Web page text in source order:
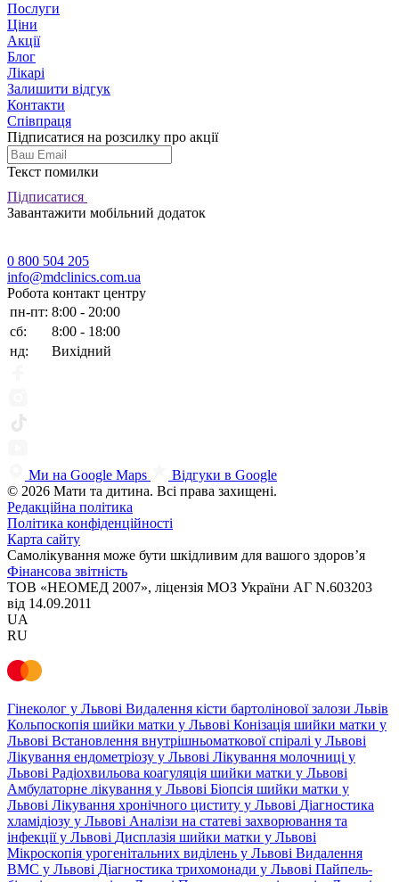
Послуги
Ціни
Акції
Блог
Лікарі
Залишити відгук
Контакти
Співпраця
Підписатися на розсилку про акції
Текст помилки
Підписатися
Завантажити мобільний додаток
0 800 504 205
info@mdclinics.com.ua
Робота контакт центру
пн-пт: 8:00 - 20:00
сб:
8:00 - 18:00
нд:
Вихідний
Ми на Google Maps
Відгуки в Google
© 2026 Мати та дитина. Всі права захищені.
Редакційна політика
Політика конфіденційності
Карта сайту
Самолікування може бути шкідливим для вашого здоров’я
Фінансова звітність
ТОВ «НЕОМЕД 2007», ліцензія МОЗ України АГ N.603203
від 14.09.2011
UA
RU
Гінеколог у Львові Видалення кісти бартолінової залози Львів
Кольпоскопія шийки матки у Львові Конізація шийки матки у
Львові Встановлення внутрішньоматкової спіралі у Львові
Лікування ендометріозу у Львові Лікування молочниці у
Львові Радіохвильова коагуляція шийки матки у Львові
Амбулаторне лікування у Львові Біопсія шийки матки у
Львові Лікування хронічного циститу у Львові Діагностика
хламідіозу у Львові Аналізи на статеві захворювання та
інфекції у Львові Дисплазія шийки матки у Львові
Мікроскопія урогенітальних виділень у Львові Видалення
ВМС у Львові Діагностика трихомонади у Львові Пайпель-